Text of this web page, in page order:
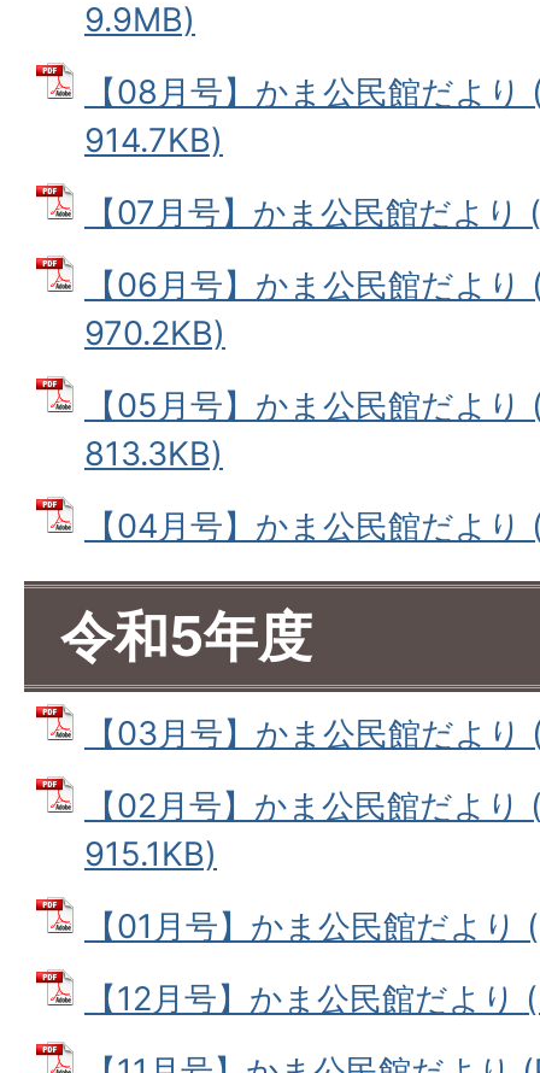
9.9MB)
【08月号】かま公民館だよ
914.7KB)
【07月号】かま公民館だよ
【06月号】かま公民館だよ
970.2KB)
【05月号】かま公民館だよ
813.3KB)
【04月号】かま公民館だよ
令和5年度
【03月号】かま公民館だよ
【02月号】かま公民館だより
915.1KB)
【01月号】かま公民館だよ
【12月号】かま公民館だよ